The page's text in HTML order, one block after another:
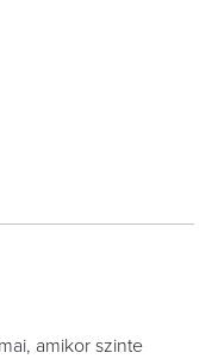
amikor szinte